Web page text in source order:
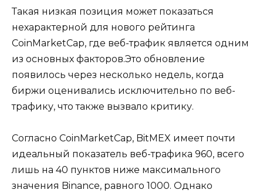
Такая низкая позиция может показаться
нехарактерной для нового рейтинга
CoinMarketCap, где веб-трафик является одним
из основных факторов.Это обновление
появилось через несколько недель, когда
биржи оценивались исключительно по веб-
трафику, что также вызвало критику.
Согласно CoinMarketCap, BitMEX имеет почти
идеальный показатель веб-трафика 960, всего
лишь на 40 пунктов ниже максимального
значения Binance, равного 1000. Однако